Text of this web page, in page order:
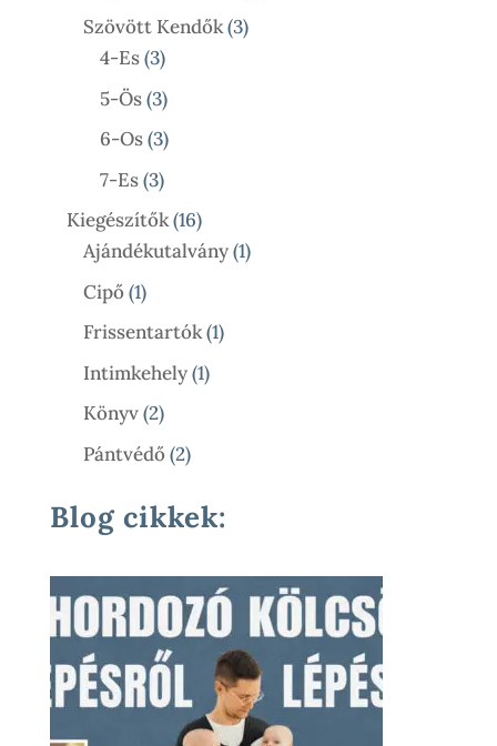
Szövött Kendők 33
4-Es 33
Termék
5-Ös 33
Termék
6-Os 33
Termék
7-Es 33
Termék
Kiegészítők 1616
Termék
Ajándékutalvány 11
Cipő 11
Termék
Frissentartók 11
Intimkehely 11
Könyv 22
Termék
Pántvédő 22
Blog cikkek: